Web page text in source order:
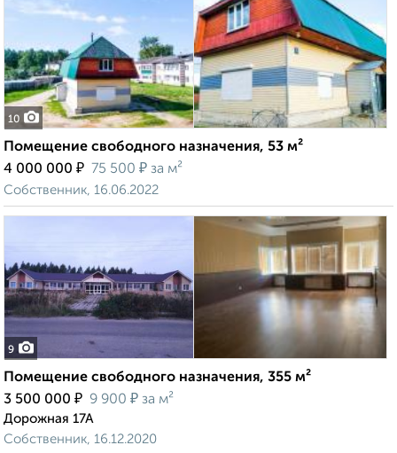
10
Помещение свободного назначения, 53 м²
4 000 000 ₽ 75 500 ₽ за м²
Собственник, 16.06.2022
9
Помещение свободного назначения, 355 м²
3 500 000 ₽ 9 900 ₽ за м²
Дорожная 17А
Собственник, 16.12.2020